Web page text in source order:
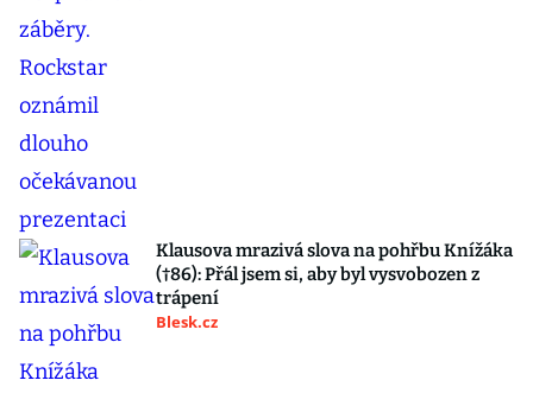
Klausova mrazivá slova na pohřbu Knížáka
(†86): Přál jsem si, aby byl vysvobozen z
trápení
Blesk.cz